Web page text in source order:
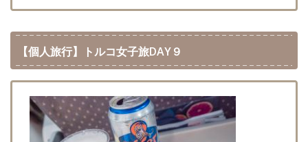
【個人旅行】トルコ女子旅DAY９